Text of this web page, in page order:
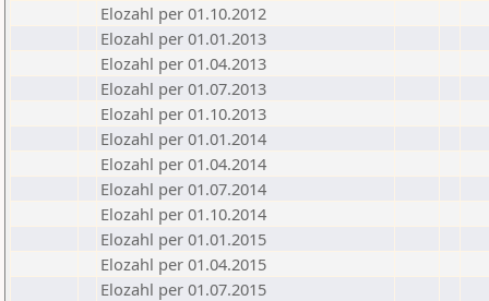
Elozahl per 01.10.2012
Elozahl per 01.01.2013
Elozahl per 01.04.2013
Elozahl per 01.07.2013
Elozahl per 01.10.2013
Elozahl per 01.01.2014
Elozahl per 01.04.2014
Elozahl per 01.07.2014
Elozahl per 01.10.2014
Elozahl per 01.01.2015
Elozahl per 01.04.2015
Elozahl per 01.07.2015